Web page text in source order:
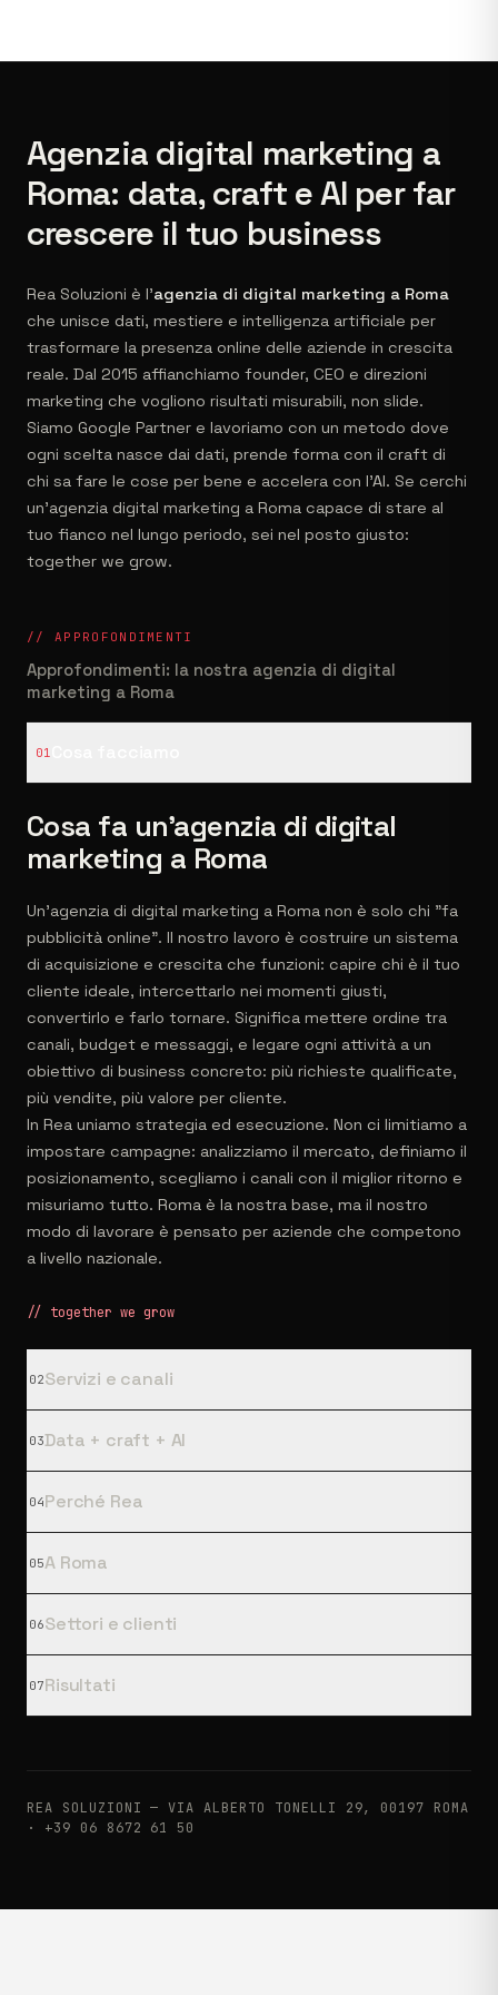
Agenzia digital marketing a
Roma: data, craft e AI per far
crescere il tuo business
Rea Soluzioni è l'agenzia di digital marketing a Roma
che unisce dati, mestiere e intelligenza artificiale per
trasformare la presenza online delle aziende in crescita
reale. Dal 2015 affianchiamo founder, CEO e direzioni
marketing che vogliono risultati misurabili, non slide.
Siamo Google Partner e lavoriamo con un metodo dove
ogni scelta nasce dai dati, prende forma con il craft di
chi sa fare le cose per bene e accelera con l'AI. Se cerchi
un'agenzia digital marketing a Roma capace di stare al
tuo fianco nel lungo periodo, sei nel posto giusto:
together we grow.
// APPROFONDIMENTI
Approfondimenti: la nostra agenzia di digital
marketing a Roma
01
Cosa fa un’agenzia di digital
marketing a Roma
Un'agenzia di digital marketing a Roma non è solo chi "fa
pubblicità online". Il nostro lavoro è costruire un sistema
di acquisizione e crescita che funzioni: capire chi è il tuo
cliente ideale, intercettarlo nei momenti giusti,
convertirlo e farlo tornare. Significa mettere ordine tra
canali, budget e messaggi, e legare ogni attività a un
obiettivo di business concreto: più richieste qualificate,
più vendite, più valore per cliente.
In Rea uniamo strategia ed esecuzione. Non ci limitiamo a
impostare campagne: analizziamo il mercato, definiamo il
posizionamento, scegliamo i canali con il miglior ritorno e
misuriamo tutto. Roma è la nostra base, ma il nostro
modo di lavorare è pensato per aziende che competono
a livello nazionale.
// together we grow
02Servizi e canali
03Data + craft + AI
04Perché Rea
05A Roma
06Settori e clienti
07Risultati
REA SOLUZIONI — VIA ALBERTO TONELLI 29, 00197 ROMA
·
+39 06 8672 61 50